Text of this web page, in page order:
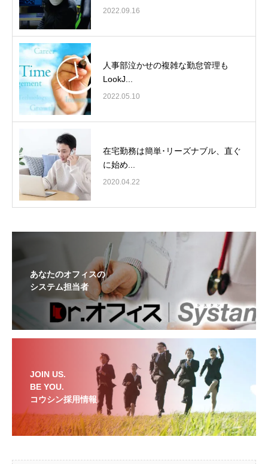
2022.09.16
人事部泣かせの複雑な勤怠管理も
LookJ...
2022.05.10
在宅勤務は簡単･リーズナブル、直ぐ
に始め...
2020.04.22
あなたのオフィスの
システム担当者
JOIN US.
BE YOU.
コウシン採用情報